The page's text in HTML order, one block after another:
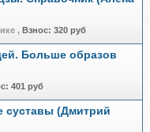
, Взнос: 320 руб
Больше образов
401 руб
суставы (Дмитрий